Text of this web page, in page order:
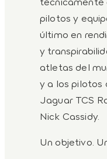
pilotos y
último en
y
atletas del
y a los pilotos
Jaguar TCS
Nick Cassidy.
Un objetivo.